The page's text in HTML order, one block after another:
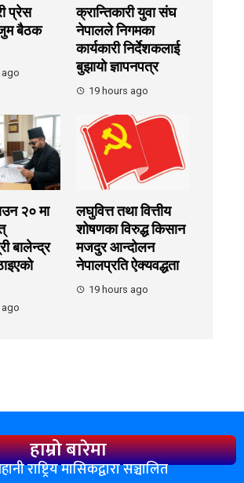
प्रेस
बैठक
ago
क्रान्तिकारी युवा संघ
नेपालले निगमका
कार्यकारी निर्देशकलाई
बुझायाे ज्ञापनपत्र
19 hours ago
२० मा
बालेन्द्र
ago
लघुवित्त तथा वित्तीय
शोषणका विरुद्ध किसान
मजदुर आन्दोलन
नेपालप्रति ऐक्यवद्धता
19 hours ago
हाम्रो बारेमा
राष्ट्रिय मासिकद्वारा सञ्चालित